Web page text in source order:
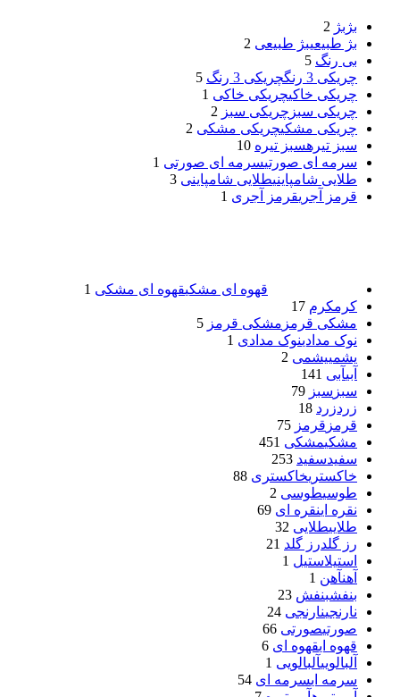
بژ بژ 2
بژ طبیعیبژ طبیعی 2
بی رنگ 5
چریکی 3 رنگ
چریکی 3 رنگ
5
چریکی خاکیچریکی خاکی 1
چریکی سبز چریکی سبز 2
چریکی مشکیچریکی مشکی 2
سبز تیرهسبز تیره 10
سرمه ای صورتیسرمه ای صورتی 1
طلایی شامپاینیطلایی شامپاینی 3
قرمز آجریقرمز آجری 1
قهوه ای مشکیقهوه ای مشکی 1
کرمکرم 17
مشکی قرمز مشکی قرمز 5
نوک مدادینوک مدادی 1
یشمییشمی 2
آبیآبی 141
سبز سبز 79
زردزرد 18
قرمز قرمز 75
مشکیمشکی 451
سفیدسفید 253
خاکستریخاکستری 88
طوسیطوسی 2
نقره اینقره ای 69
طلاییطلایی 32
رز گلدرز گلد 21
استیلاستیل 1
آهنآهن 1
بنفشبنفش 23
نارنجینارنجی 24
صورتیصورتی 66
قهوه ایقهوه ای 6
آلبالوییآلبالویی 1
سرمه ایسرمه ای 54